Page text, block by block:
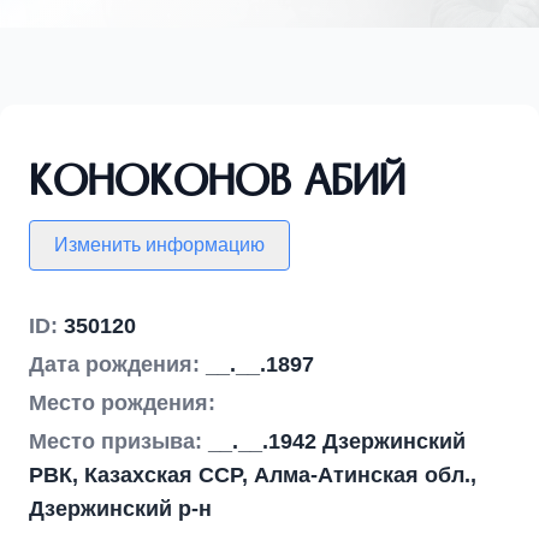
Коноконов Абий
Изменить информацию
ID: 350120
Дата рождения:
__.__.1897
Место рождения:
Место призыва:
__.__.1942 Дзержинский
РВК, Казахская ССР, Алма-Атинская обл.,
Дзержинский р-н